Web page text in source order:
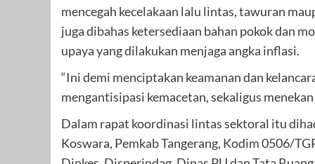
mencegah kecelakaan lalu lintas, tawuran
juga dibahas ketersediaan bahan pokok dan
upaya yang dilakukan menjaga angka inflasi.
“Ini demi menciptakan keamanan dan
mengantisipasi kemacetan, sekaligus
Dalam rapat koordinasi lintas sektoral itu
Koswara, Pemkab Tangerang, Kodim 0506/